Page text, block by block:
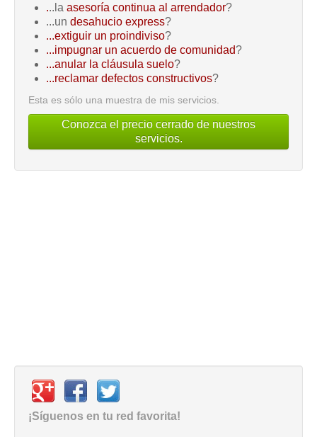
...la asesoría continua al arrendador?
...un desahucio express?
...extiguir un proindiviso?
...impugnar un acuerdo de comunidad?
...anular la cláusula suelo?
...reclamar defectos constructivos?
Esta es sólo una muestra de mis servicios.
Conozca el precio cerrado de nuestros
servicios.
¡Síguenos en tu red favorita!